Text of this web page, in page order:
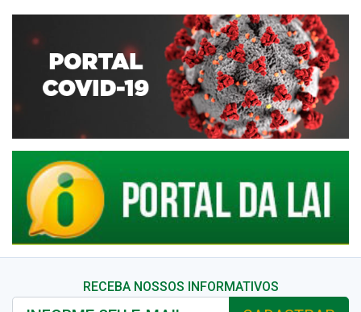
RECEBA NOSSOS INFORMATIVOS